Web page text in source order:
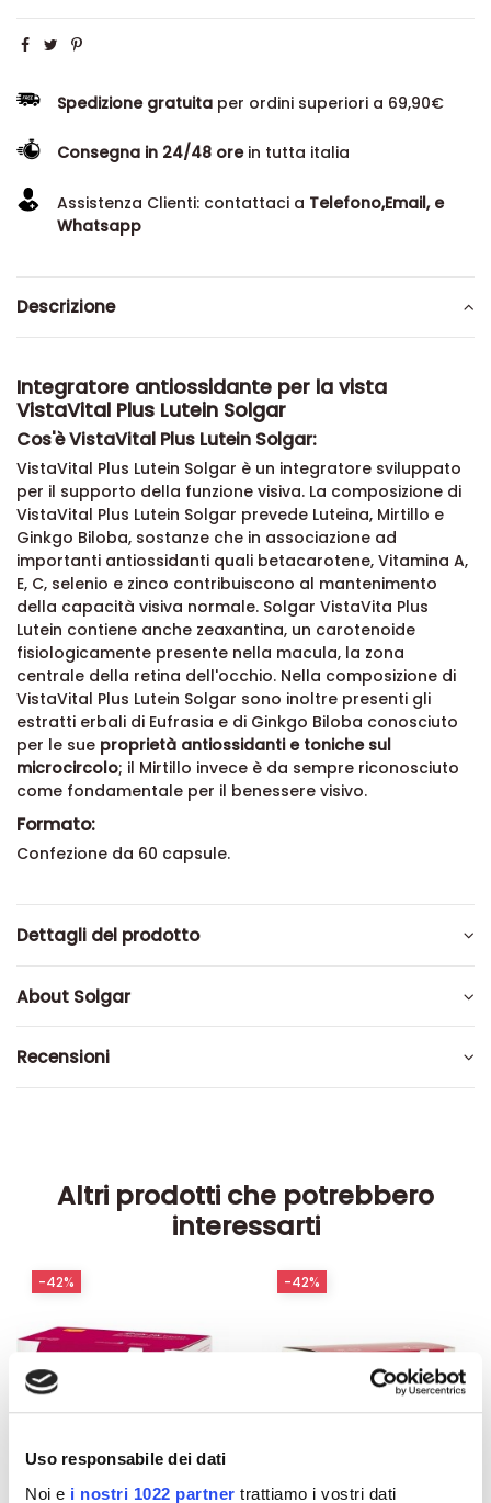
Uso responsabile dei dati
Noi e i nostri 1022 partner trattiamo i vostri dati
Spedizione gratuita per ordini superiori a 69,90€
Consegna in 24/48 orein tutta italia
Assistenza Clienti: contattaci a Telefono,Email, e
Whatsapp
Descrizione
Integratore antiossidante per la vista
VistaVital Plus Lutein Solgar
Cos'è VistaVital Plus Lutein Solgar:
VistaVital Plus Lutein Solgar è un integratore sviluppato
per il supporto della funzione visiva. La composizione di
VistaVital Plus Lutein Solgar prevede Luteina, Mirtillo e
Ginkgo Biloba, sostanze che in associazione ad
importanti antiossidanti quali betacarotene, Vitamina A,
E, C, selenio e zinco contribuiscono al mantenimento
della capacità visiva normale. Solgar VistaVita Plus
Lutein contiene anche zeaxantina, un carotenoide
fisiologicamente presente nella macula, la zona
centrale della retina dell'occhio. Nella composizione di
VistaVital Plus Lutein Solgar sono inoltre presenti gli
estratti erbali di Eufrasia e di Ginkgo Biloba conosciuto
per le sue proprietà antiossidanti e toniche sul
microcircolo; il Mirtillo invece è da sempre riconosciuto
come fondamentale per il benessere visivo.
Formato:
Confezione da 60 capsule.
Dettagli del prodotto
About Solgar
Recensioni
Altri prodotti che potrebbero
interessarti
-42% -42%